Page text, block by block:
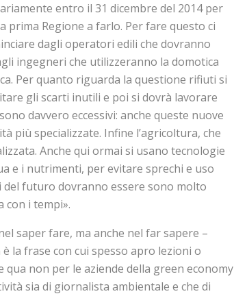
entro il 31 dicembre del 2014 per
prima Regione a farlo. Per fare questo ci
dagli operatori edili che dovranno
ingegneri che utilizzeranno la domotica
Per quanto riguarda la questione rifiuti si
gli scarti inutili e poi si dovrà lavorare
davvero eccessivi: anche queste nuove
più specializzate. Infine l’agricoltura, che
Anche qui ormai si usano tecnologie
e i nutrimenti, per evitare sprechi e uso
del futuro dovranno essere sono molto
con i tempi».
saper fare, ma anche nel far sapere –
la frase con cui spesso apro lezioni o
qua non per le aziende della green economy
sia di giornalista ambientale e che di